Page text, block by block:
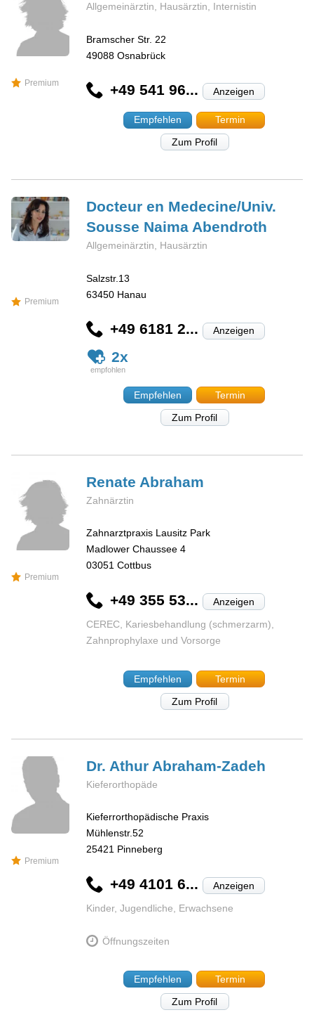
Premium
Allgemeinärztin, Hausärztin, Internistin
Bramscher Str. 22
49088 Osnabrück
+49 541 96... Anzeigen
Empfehlen
Termin
Zum Profil
Premium
Docteur en Medecine/Univ.
Sousse Naima Abendroth
Allgemeinärztin, Hausärztin
Salzstr.13
63450 Hanau
+49 6181 2... Anzeigen
2x
Empfehlen
Termin
Zum Profil
Premium
Renate Abraham
Zahnärztin
Zahnarztpraxis Lausitz Park
Madlower Chaussee 4
03051Cottbus
+49 355 53... Anzeigen
CEREC, Kariesbehandlung (schmerzarm),
Zahnprophylaxe und Vorsorge
Empfehlen
Termin
Zum Profil
Premium
Dr. Athur Abraham-Zadeh
Kieferorthopäde
Kieferrorthopädische Praxis
Mühlenstr.52
25421 Pinneberg
+49 4101 6... Anzeigen
Kinder, Jugendliche, Erwachsene
Öffnungszeiten
Empfehlen
Termin
Zum Profil